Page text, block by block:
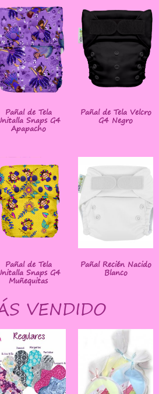
Pañal de Tela
Snaps G4
Apapacho
Pañal de Tela Velcro
G4 Negro
Pañal de Tela
Snaps G4
Muñequitas
Pañal Recién Nacido
Blanco
VENDIDO